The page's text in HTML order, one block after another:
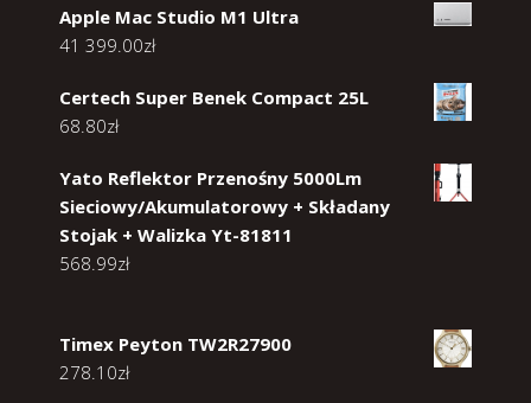
Apple Mac Studio M1 Ultra
41 399.00zł
Certech Super Benek Compact 25L
68.80zł
Yato Reflektor Przenośny 5000Lm
Sieciowy/Akumulatorowy + Składany
Stojak + Walizka Yt-81811
568.99zł
Timex Peyton TW2R27900
278.10zł